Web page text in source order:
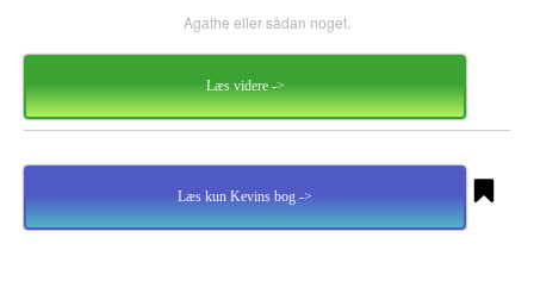
Agathe eller sådan noget.
Læs videre ->
Læs kun Kevins bog ->